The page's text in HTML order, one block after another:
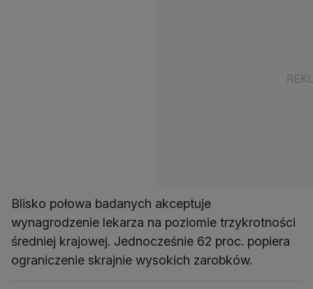
Blisko połowa badanych akceptuje
wynagrodzenie lekarza na poziomie trzykrotności
średniej krajowej. Jednocześnie 62 proc. popiera
ograniczenie skrajnie wysokich zarobków.